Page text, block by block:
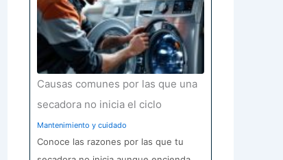
Causas comunes por las que una
secadora no inicia el ciclo
Mantenimiento y cuidado
Conoce las razones por las que tu